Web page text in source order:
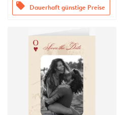
offers Dauerhaft günstige Preise